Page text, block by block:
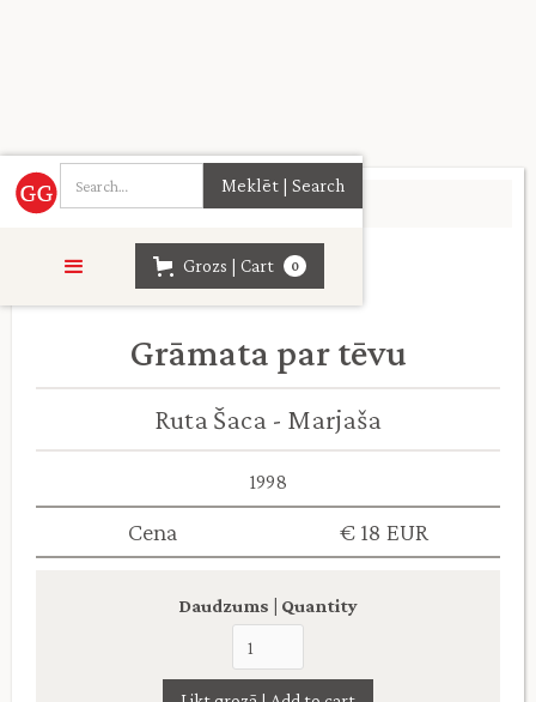
Grozs | Cart 0
Sākumlapa > Vēsture
Grāmata par tēvu
Ruta Šaca - Marjaša
1998
Cena € 18 EUR
Daudzums | Quantity